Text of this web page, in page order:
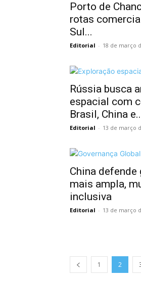
Porto de
rotas
Sul...
Editorial - 18 de março
Rússia busca
espacial com
Brasil, China
Editorial - 13 de março
China defende
mais ampla,
inclusiva
Editorial - 13 de março
1 2